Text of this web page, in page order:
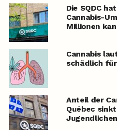
Die SQDC
Cannabis-
Millionen
Cannabis
schädlich
Anteil der
Québec
Jugendlichen